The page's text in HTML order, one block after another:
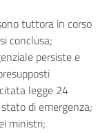
tuttora in corso
conclusa;
persiste e
legge 24
di emergenza;
ministri;